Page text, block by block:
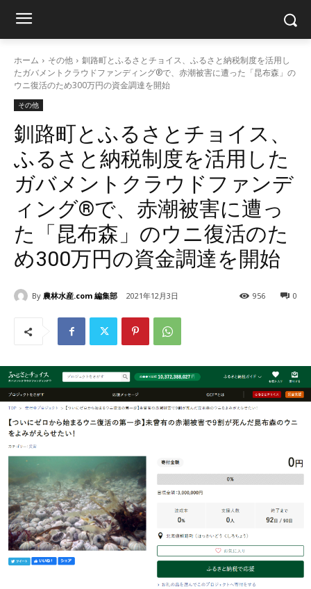
ホーム その他
釧路町とふるさとチョイス、ふるさと納税制度を活用し
たガバメントクラウドファンディング®で、赤潮被害に遭った「昆布森」の
ウニ復活のため300万円の資金調達を開始
その他
釧路町とふるさとチョイス、
ふるさと納税制度を活用した
ガバメントクラウドファンデ
ィング®で、赤潮被害に遭っ
た「昆布森」のウニ復活のた
め300万円の資金調達を開始
By 農林水産.com 編集部 2021年12月3日 0
956